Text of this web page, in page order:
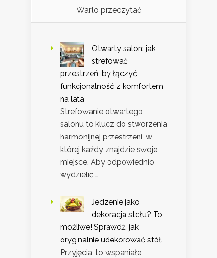
Warto przeczytać
Otwarty salon: jak
strefować
przestrzeń, by łączyć
funkcjonalność z komfortem
na lata
Strefowanie otwartego
salonu to klucz do stworzenia
harmonijnej przestrzeni, w
której każdy znajdzie swoje
miejsce. Aby odpowiednio
wydzielić …
Jedzenie jako
dekoracja stołu? To
możliwe! Sprawdź, jak
oryginalnie udekorować stół.
Przyjęcia, to wspaniałe